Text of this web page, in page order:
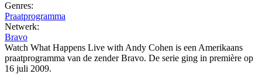
Genres:
Praatprogramma
Netwerk:
Bravo
Watch What Happens Live with Andy Cohen is een Amerikaans
praatprogramma van de zender Bravo. De serie ging in première op
16 juli 2009.